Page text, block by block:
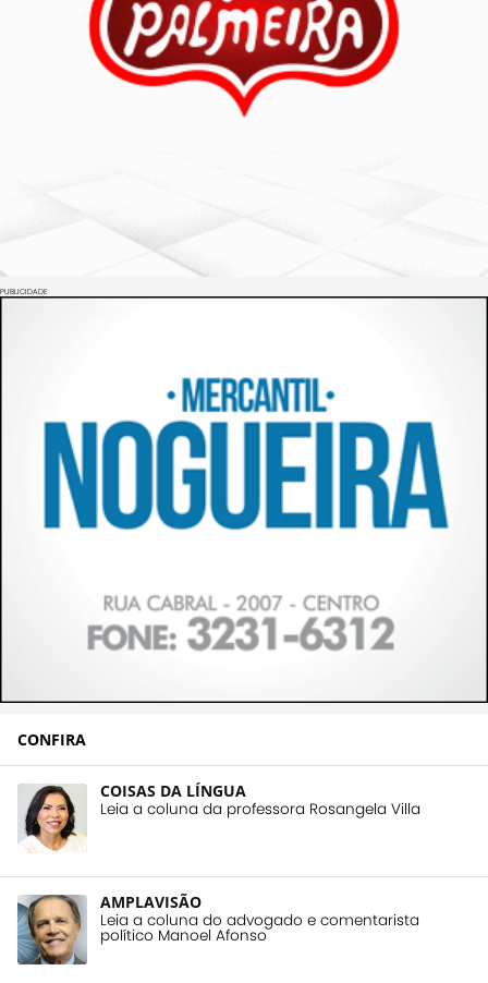
PUBLICIDADE
CONFIRA
COISAS DA LÍNGUA
Leia a coluna da professora Rosangela Villa
AMPLAVISÃO
Leia a coluna do advogado e comentarista
político Manoel Afonso